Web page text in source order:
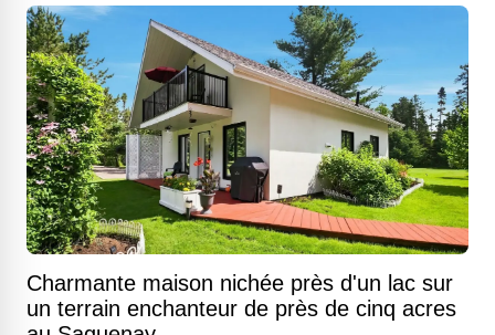
Charmante maison nichée près d'un lac sur
un terrain enchanteur de près de cinq acres